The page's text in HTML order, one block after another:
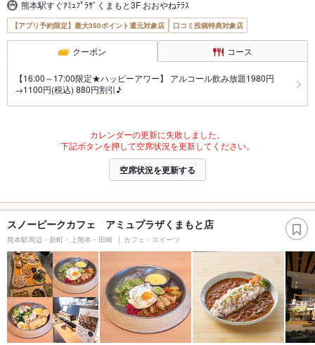
熊本駅すぐｱﾐｭﾌﾟﾗｻﾞくまもと3F おおやねﾃﾗｽ
【アプリ予約限定】最大350ポイント還元対象店 口コミ投稿特典対象店
クーポン コース
【16:00～17:00限定★ハッピーアワー】 アルコール飲み放題1980円
→1100円(税込) 880円割引♪
カレンダーの更新に失敗しました。
下記ボタンを押して空席状況を更新してください。
空席状況を更新する
スノーピークカフェ アミュプラザくまもと店
熊本駅周辺・新町・上熊本・田崎 カフェ・スイーツ